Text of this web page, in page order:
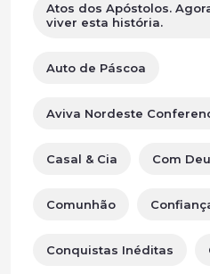
Atos dos Apóstolos.
viver esta história.
Auto de Páscoa
Aviva Nordeste
Casal & Cia Com
Comunhão
Conquistas Inéditas